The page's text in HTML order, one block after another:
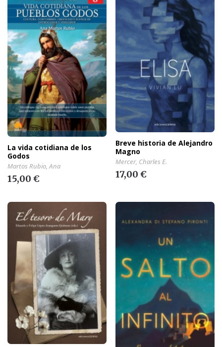
La vida cotidiana de los
Godos
Martos Rubio, Ana
15,00 €
Breve historia de Alejandro
Magno
Mercer, Charles E.
17,00 €